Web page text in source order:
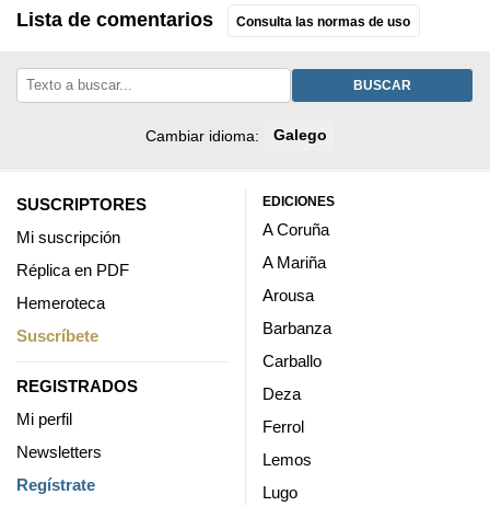
Lista de comentarios Consulta las normas de uso
BUSCAR
Cambiar idioma: Galego
SUSCRIPTORES
Mi suscripción
Réplica en PDF
Hemeroteca
Suscríbete
REGISTRADOS
Mi perfil
Newsletters
Regístrate
EDICIONES
A Coruña
A Mariña
Arousa
Barbanza
Carballo
Deza
Ferrol
Lemos
Lugo